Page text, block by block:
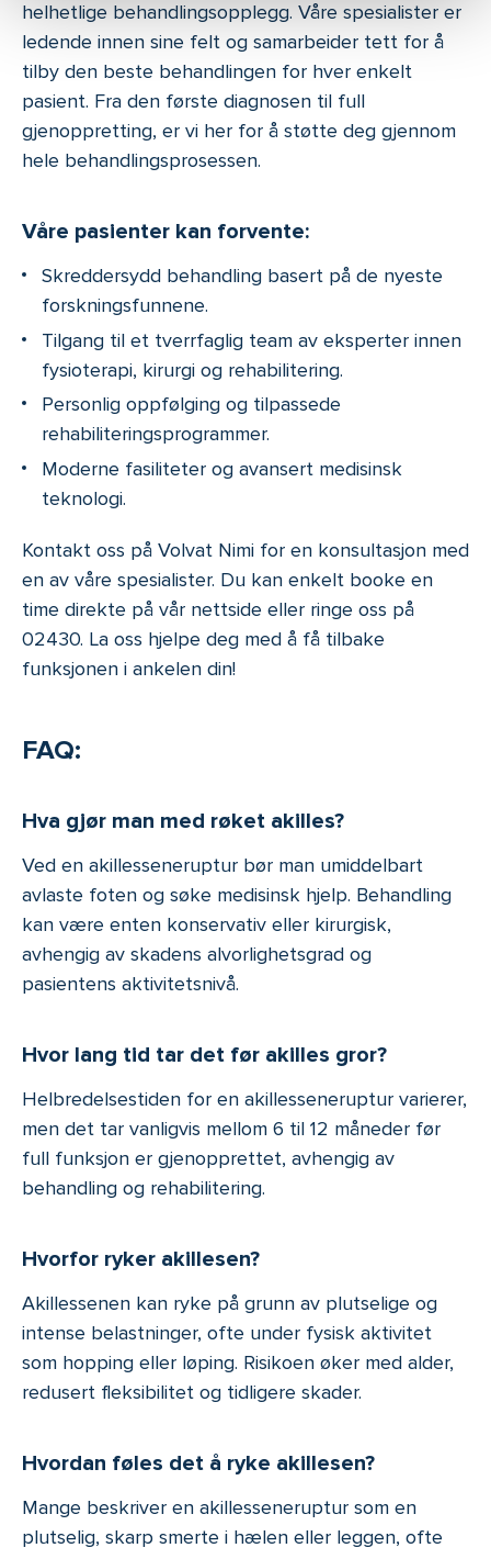
helhetlige behandlingsopplegg. Våre spesialister er
ledende innen sine felt og samarbeider tett for å
tilby den beste behandlingen for hver enkelt
pasient. Fra den første diagnosen til full
gjenoppretting, er vi her for å støtte deg gjennom
hele behandlingsprosessen.
Våre pasienter kan forvente:
Skreddersydd behandling basert på de nyeste
forskningsfunnene.
Tilgang til et tverrfaglig team av eksperter innen
fysioterapi, kirurgi og rehabilitering.
Personlig oppfølging og tilpassede
rehabiliteringsprogrammer.
Moderne fasiliteter og avansert medisinsk
teknologi.
Kontakt oss på Volvat Nimi for en konsultasjon med
en av våre spesialister. Du kan enkelt booke en
time direkte på vår nettside eller ringe oss på
02430. La oss hjelpe deg med å få tilbake
funksjonen i ankelen din!
FAQ:
Hva gjør man med røket akilles?
Ved en akillesseneruptur bør man umiddelbart
avlaste foten og søke medisinsk hjelp. Behandling
kan være enten konservativ eller kirurgisk,
avhengig av skadens alvorlighetsgrad og
pasientens aktivitetsnivå.
Hvor lang tid tar det før akilles gror?
Helbredelsestiden for en akillesseneruptur varierer,
men det tar vanligvis mellom 6 til 12 måneder før
full funksjon er gjenopprettet, avhengig av
behandling og rehabilitering.
Hvorfor ryker akillesen?
Akillessenen kan ryke på grunn av plutselige og
intense belastninger, ofte under fysisk aktivitet
som hopping eller løping. Risikoen øker med alder,
redusert fleksibilitet og tidligere skader.
Hvordan føles det å ryke akillesen?
Mange beskriver en akillesseneruptur som en
plutselig, skarp smerte i hælen eller leggen, ofte